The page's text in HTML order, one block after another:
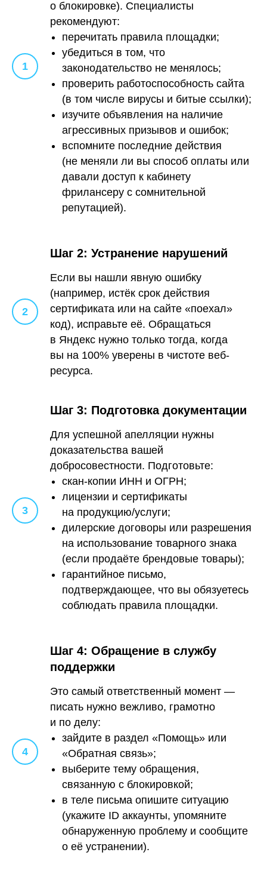
о блокировке). Специалисты
рекомендуют:
перечитать правила площадки;
убедиться в том, что
законодательство не менялось;
проверить работоспособность сайта
(в том числе вирусы и битые ссылки);
изучите объявления на наличие
агрессивных призывов и ошибок;
вспомните последние действия
(не меняли ли вы способ оплаты или
давали доступ к кабинету
фрилансеру с сомнительной
репутацией).
Шаг 2: Устранение нарушений
Если вы нашли явную ошибку
(например, истёк срок действия
сертификата или на сайте «поехал»
код), исправьте её. Обращаться
в Яндекс нужно только тогда, когда
вы на 100% уверены в чистоте веб-
ресурса.
Шаг 3: Подготовка документации
Для успешной апелляции нужны
доказательства вашей
добросовестности. Подготовьте:
скан-копии ИНН и ОГРН;
лицензии и сертификаты
на продукцию/услуги;
дилерские договоры или разрешения
на использование товарного знака
(если продаёте брендовые товары);
гарантийное письмо,
подтверждающее, что вы обязуетесь
соблюдать правила площадки.
Шаг 4: Обращение в службу
поддержки
Это самый ответственный момент —
писать нужно вежливо, грамотно
и по делу:
зайдите в раздел «Помощь» или
«Обратная связь»;
выберите тему обращения,
связанную с блокировкой;
в теле письма опишите ситуацию
(укажите ID аккаунты, упомяните
обнаруженную проблему и сообщите
о её устранении).